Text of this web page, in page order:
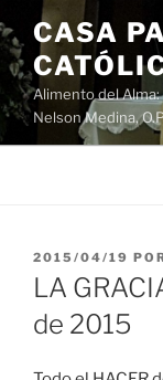
Saltar
al
contenido
CASA
Alimento del
Nelson Medina,
PUBLICADO
EL
2015/04/19
LA
de 2015